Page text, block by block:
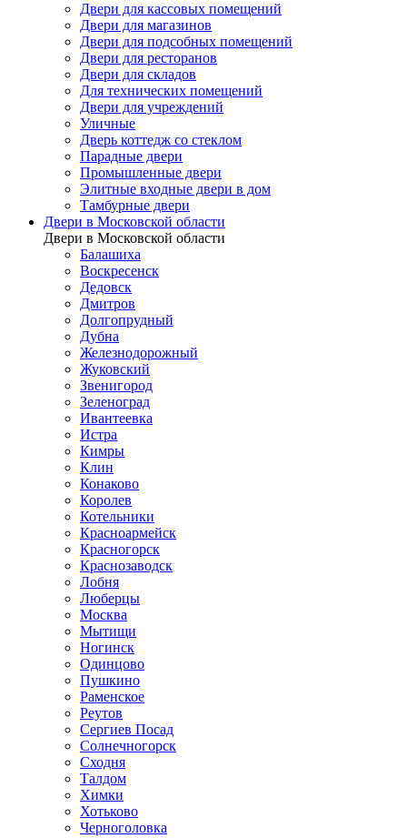
Двери для кассовых помещений
Двери для магазинов
Двери для подсобных помещений
Двери для ресторанов
Двери для складов
Для технических помещений
Двери для учреждений
Уличные
Дверь коттедж со стеклом
Парадные двери
Промышленные двери
Элитные входные двери в дом
Тамбурные двери
Двери в Московской области
Двери в Московской области
Балашиха
Воскресенск
Дедовск
Дмитров
Долгопрудный
Дубна
Железнодорожный
Жуковский
Звенигород
Зеленоград
Ивантеевка
Истра
Кимры
Клин
Конаково
Королев
Котельники
Красноармейск
Красногорск
Краснозаводск
Лобня
Люберцы
Москва
Мытищи
Ногинск
Одинцово
Пушкино
Раменское
Реутов
Сергиев Посад
Солнечногорск
Сходня
Талдом
Химки
Хотьково
Черноголовка